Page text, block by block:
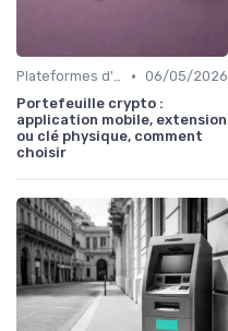
Plateformes d'échange et portefeuilles • 06/05/2026
Portefeuille crypto :
application mobile, extension
ou clé physique, comment
choisir